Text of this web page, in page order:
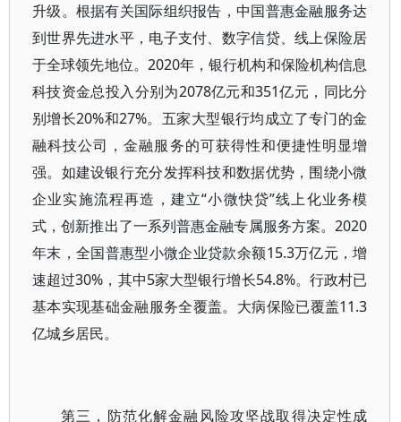
升级。根据有关国际组织报告，中国普惠金融服务达
到世界先进水平，电子支付、数字信贷、线上保险居
于全球领先地位。2020年，银行机构和保险机构信息
科技资金总投入分别为2078亿元和351亿元，同比分
别增长20%和27%。五家大型银行均成立了专门的金
融科技公司，金融服务的可获得性和便捷性明显增
强。如建设银行充分发挥科技和数据优势，围绕小微
企业实施流程再造，建立“小微快贷”线上化业务模
式，创新推出了一系列普惠金融专属服务方案。2020
年末，全国普惠型小微企业贷款余额15.3万亿元，增
速超过30%，其中5家大型银行增长54.8%。行政村已
基本实现基础金融服务全覆盖。大病保险已覆盖11.3
亿城乡居民。
第三，防范化解金融风险攻坚战取得决定性成